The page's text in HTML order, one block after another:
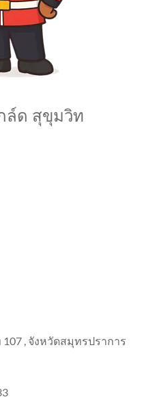
ล์ด สุขุมวิท
, จังหวัดสมุทรปราการ